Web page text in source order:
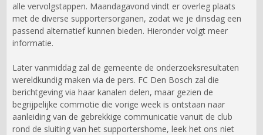
alle vervolgstappen. Maandagavond vindt er overleg plaats
met de diverse supportersorganen, zodat we je dinsdag een
passend alternatief kunnen bieden. Hieronder volgt meer
informatie.
Later vanmiddag zal de gemeente de onderzoeksresultaten
wereldkundig maken via de pers. FC Den Bosch zal die
berichtgeving via haar kanalen delen, maar gezien de
begrijpelijke commotie die vorige week is ontstaan naar
aanleiding van de gebrekkige communicatie vanuit de club
rond de sluiting van het supportershome, leek het ons niet